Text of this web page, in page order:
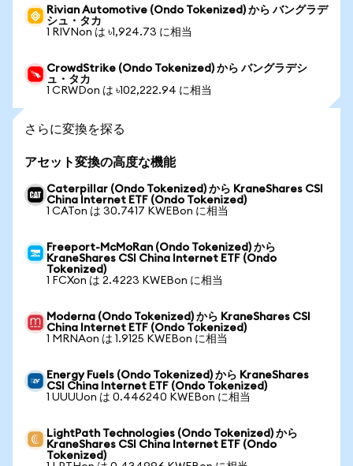
Rivian Automotive (Ondo Tokenized) から バングラデ
シュ・タカ
1 RIVNon は ৳1,924.73 に相当
CrowdStrike (Ondo Tokenized) から バングラデシ
ュ・タカ
1 CRWDon は ৳102,222.94 に相当
さらに変換を探る
アセット変換の高度な機能
Caterpillar (Ondo Tokenized) から KraneShares CSI
China Internet ETF (Ondo Tokenized)
1 CATon は 30.7417 KWEBon に相当
Freeport-McMoRan (Ondo Tokenized) から
KraneShares CSI China Internet ETF (Ondo
Tokenized)
1 FCXon は 2.4223 KWEBon に相当
Moderna (Ondo Tokenized) から KraneShares CSI
China Internet ETF (Ondo Tokenized)
1 MRNAon は 1.9125 KWEBon に相当
Energy Fuels (Ondo Tokenized) から KraneShares
CSI China Internet ETF (Ondo Tokenized)
1 UUUUon は 0.446240 KWEBon に相当
LightPath Technologies (Ondo Tokenized) から
KraneShares CSI China Internet ETF (Ondo
Tokenized)